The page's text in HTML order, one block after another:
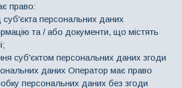
право:
суб'єкта персональних даних
та / або документи, що містять
суб'єктом персональних даних згоди
даних Оператор має право
персональних даних без згоди